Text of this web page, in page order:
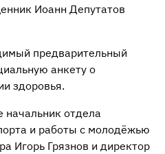
Иоанн Депутатов
предварительный
анкету о
здоровья.
начальник отдела
и работы с молодёжью
Игорь Грязнов и директор